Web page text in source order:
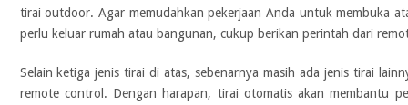
tirai outdoor. Agar memudahkan pekerjaan Anda untuk membuka
perlu keluar rumah atau bangunan, cukup berikan perintah dari
Selain ketiga jenis tirai di atas, sebenarnya masih ada jenis tirai
remote control. Dengan harapan, tirai otomatis akan membantu